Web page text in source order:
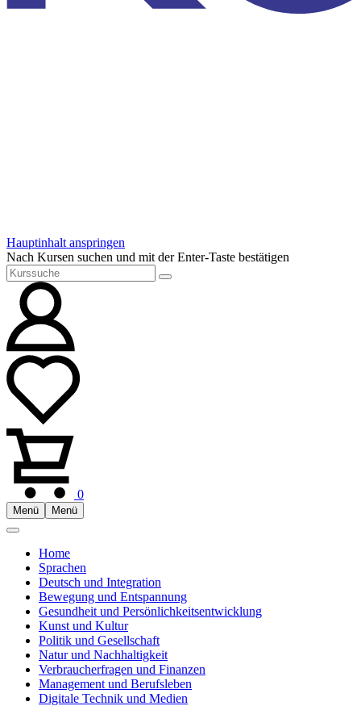
Hauptinhalt anspringen
Nach Kursen suchen und mit der Enter-Taste bestätigen
0
Menü Menü
Home
Sprachen
Deutsch und Integration
Bewegung und Entspannung
Gesundheit und Persönlichkeitsentwicklung
Kunst und Kultur
Politik und Gesellschaft
Natur und Nachhaltigkeit
Verbraucherfragen und Finanzen
Management und Berufsleben
Digitale Technik und Medien